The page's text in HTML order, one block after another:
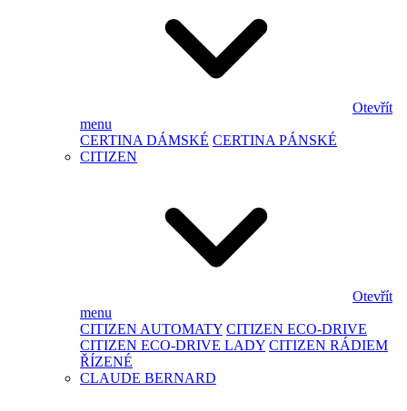
Otevřít
menu
CERTINA DÁMSKÉ CERTINA PÁNSKÉ
CITIZEN
Otevřít
menu
CITIZEN AUTOMATY CITIZEN ECO-DRIVE
CITIZEN ECO-DRIVE LADY CITIZEN RÁDIEM
ŘÍZENÉ
CLAUDE BERNARD